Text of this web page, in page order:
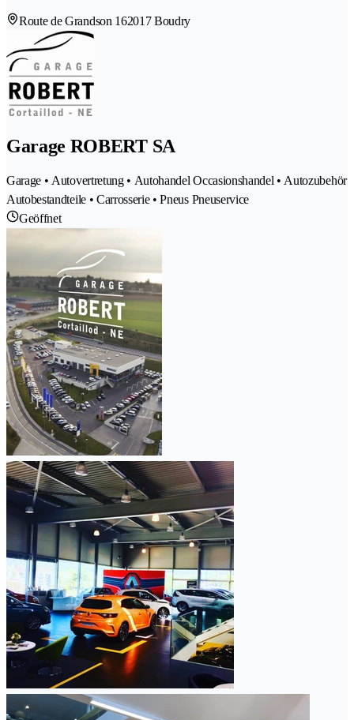
Route de Grandson 162017 Boudry
Garage ROBERT SA
Garage • Autovertretung • Autohandel Occasionshandel • Autozubehör
Autobestandteile • Carrosserie • Pneus Pneuservice
Geöffnet